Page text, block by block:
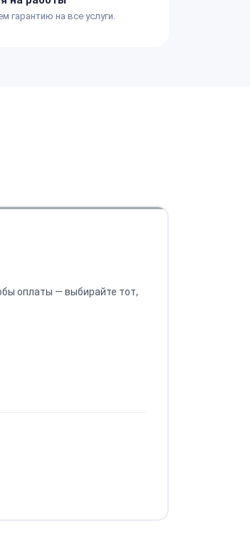
гарантию на все услуги.
оплаты — выбирайте тот,